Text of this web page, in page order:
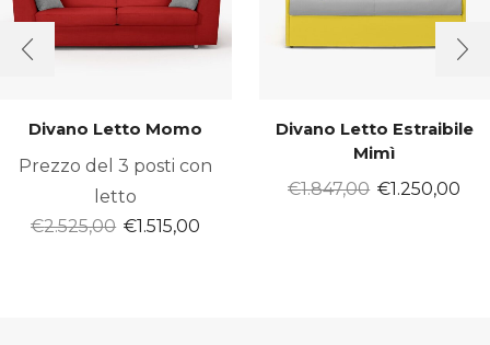
Divano Letto Momo
Prezzo del 3 posti con
letto
€2.525,00 Il
€1.515,00
Divano Letto Estraibile
Mimì
€1.847,00 Il
€1.250,00